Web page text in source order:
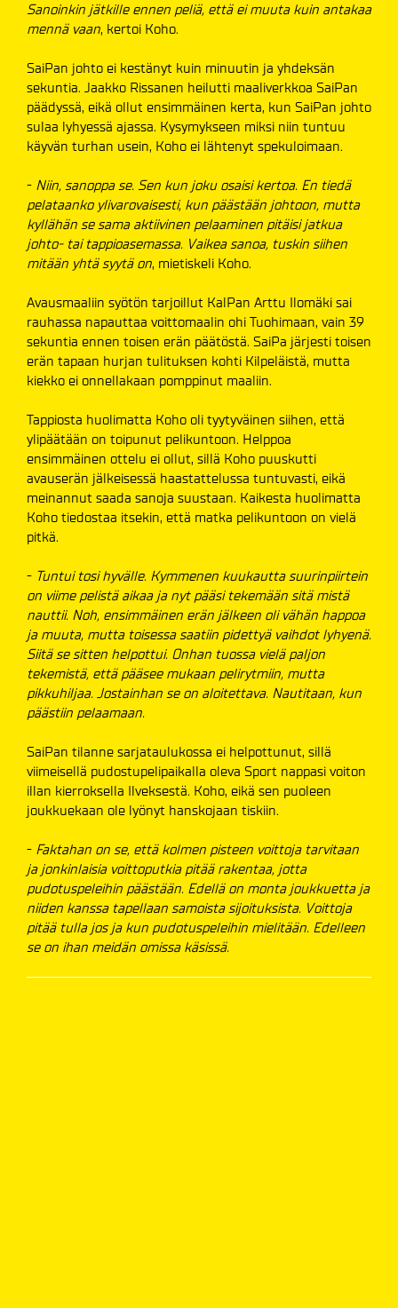
Sanoinkin jätkille ennen peliä, että ei muuta kuin antakaa
mennä vaan, kertoi Koho.
SaiPan johto ei kestänyt kuin minuutin ja yhdeksän
sekuntia. Jaakko Rissanen heilutti maaliverkkoa SaiPan
päädyssä, eikä ollut ensimmäinen kerta, kun SaiPan johto
sulaa lyhyessä ajassa. Kysymykseen miksi niin tuntuu
käyvän turhan usein, Koho ei lähtenyt spekuloimaan.
- Niin, sanoppa se. Sen kun joku osaisi kertoa. En tiedä
pelataanko ylivarovaisesti, kun päästään johtoon, mutta
kyllähän se sama aktiivinen pelaaminen pitäisi jatkua
johto- tai tappioasemassa. Vaikea sanoa, tuskin siihen
mitään yhtä syytä on, mietiskeli Koho.
Avausmaaliin syötön tarjoillut KalPan Arttu Ilomäki sai
rauhassa napauttaa voittomaalin ohi Tuohimaan, vain 39
sekuntia ennen toisen erän päätöstä. SaiPa järjesti toisen
erän tapaan hurjan tulituksen kohti Kilpeläistä, mutta
kiekko ei onnellakaan pomppinut maaliin.
Tappiosta huolimatta Koho oli tyytyväinen siihen, että
ylipäätään on toipunut pelikuntoon. Helppoa
ensimmäinen ottelu ei ollut, sillä Koho puuskutti
avauserän jälkeisessä haastattelussa tuntuvasti, eikä
meinannut saada sanoja suustaan. Kaikesta huolimatta
Koho tiedostaa itsekin, että matka pelikuntoon on vielä
pitkä.
- Tuntui tosi hyvälle. Kymmenen kuukautta suurinpiirtein
on viime pelistä aikaa ja nyt pääsi tekemään sitä mistä
nauttii. Noh, ensimmäinen erän jälkeen oli vähän happoa
ja muuta, mutta toisessa saatiin pidettyä vaihdot lyhyenä.
Siitä se sitten helpottui. Onhan tuossa vielä paljon
tekemistä, että pääsee mukaan pelirytmiin, mutta
pikkuhiljaa. Jostainhan se on aloitettava. Nautitaan, kun
päästiin pelaamaan.
SaiPan tilanne sarjataulukossa ei helpottunut, sillä
viimeisellä pudostupelipaikalla oleva Sport nappasi voiton
illan kierroksella Ilveksestä. Koho, eikä sen puoleen
joukkuekaan ole lyönyt hanskojaan tiskiin.
- Faktahan on se, että kolmen pisteen voittoja tarvitaan
ja jonkinlaisia voittoputkia pitää rakentaa, jotta
pudotuspeleihin päästään. Edellä on monta joukkuetta ja
niiden kanssa tapellaan samoista sijoituksista. Voittoja
pitää tulla jos ja kun pudotuspeleihin mielitään. Edelleen
se on ihan meidän omissa käsissä.